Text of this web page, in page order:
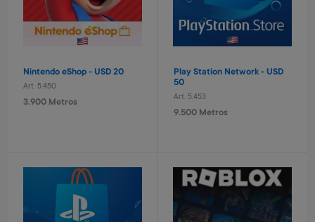
960 Metros + 6 x $420
280 Metros + 4 x $90
Tablero basket pared
Pelota de basket n° 7
1.300 Metros
Nintendo eShop - USD 20
Art. 5.450
3.900 Metros
Play Station Network - USD
50
Art. 5.453
9.500 Metros